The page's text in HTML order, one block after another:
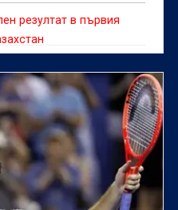
резултат в първия